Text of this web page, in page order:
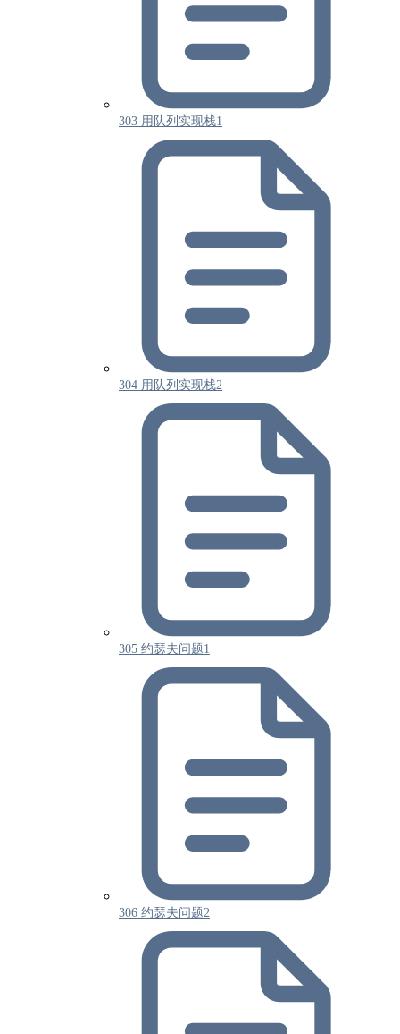
303 用队列实现栈1
304 用队列实现栈2
305 约瑟夫问题1
306 约瑟夫问题2